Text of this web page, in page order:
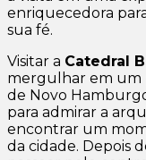
enriquecedora
sua fé.
Visitar a Catedral
mergulhar em um
de Novo
para admirar a
encontrar um
da cidade. Depois